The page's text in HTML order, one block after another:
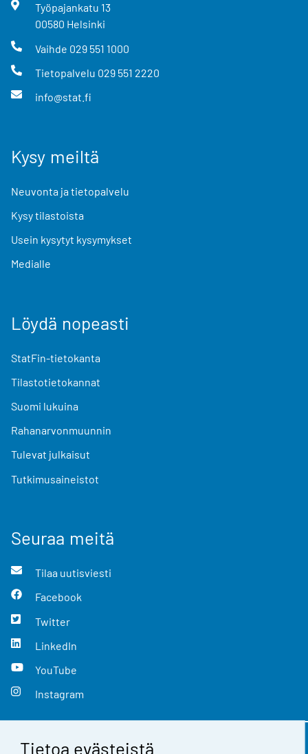
Tietoa evästeistä
Työpajankatu 13
00580 Helsinki
Vaihde 029 551 1000
Tietopalvelu 029 551 2220
info@stat.fi
Kysy meiltä
Neuvonta ja tietopalvelu
Kysy tilastoista
Usein kysytyt kysymykset
Medialle
Löydä nopeasti
StatFin-tietokanta
Tilastotietokannat
Suomi lukuina
Rahanarvonmuunnin
Tulevat julkaisut
Tutkimusaineistot
Seuraa meitä
Tilaa uutisviesti
Facebook
Twitter
LinkedIn
YouTube
Instagram